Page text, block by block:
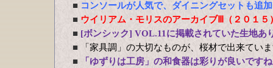
■ コンソールが人気で、ダイニングセットも追
■ ウイリアム・モリスのアーカイブⅢ（２０１５
■ [ボンシック] VOL.11に掲載されていた生地あ
■
「家具調」の大切なものが、桜材で出来てい
■
「ゆずりは工房」の和食器は彩りが良いです